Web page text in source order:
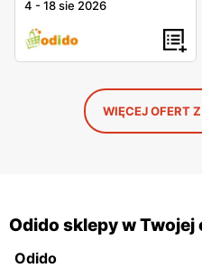
4 -18 sie 2026
WIĘCEJ OFERT
Odido sklepy w Twojej
Odido